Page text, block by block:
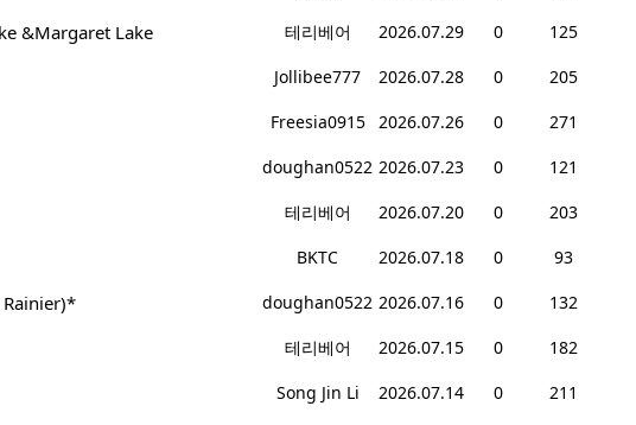
&Margaret Lake 테리베어 2026.07.29 0
125
Jollibee777 2026.07.28 0
205
Freesia0915 2026.07.26 0
271
doughan0522 2026.07.23 0
121
테리베어 2026.07.20 0
203
BKTC 2026.07.18 0
93
doughan0522 2026.07.16 0
132
테리베어 2026.07.15 0
182
Song Jin Li 2026.07.14 0
211